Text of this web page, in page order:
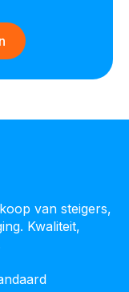
van steigers,
Kwaliteit,